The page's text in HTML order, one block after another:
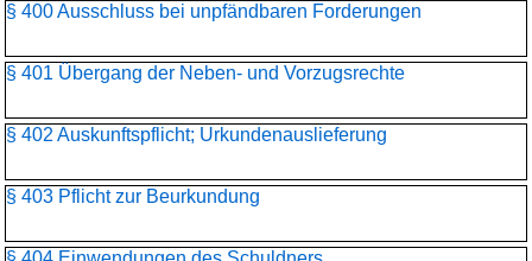
§ 400 Ausschluss bei unpfändbaren Forderungen
§ 401 Übergang der Neben- und Vorzugsrechte
§ 402 Auskunftspflicht; Urkundenauslieferung
§ 403 Pflicht zur Beurkundung